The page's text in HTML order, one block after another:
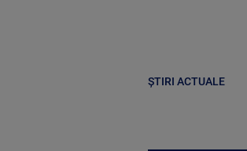
ȘTIRI ACTUALE